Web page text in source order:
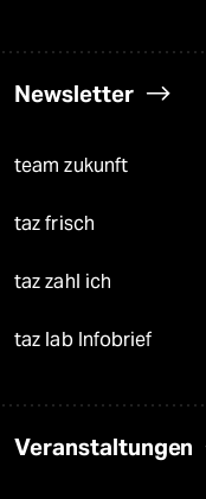
Newsletter
team zukunft
taz frisch
taz zahl ich
taz lab Infobrief
Veranstaltungen